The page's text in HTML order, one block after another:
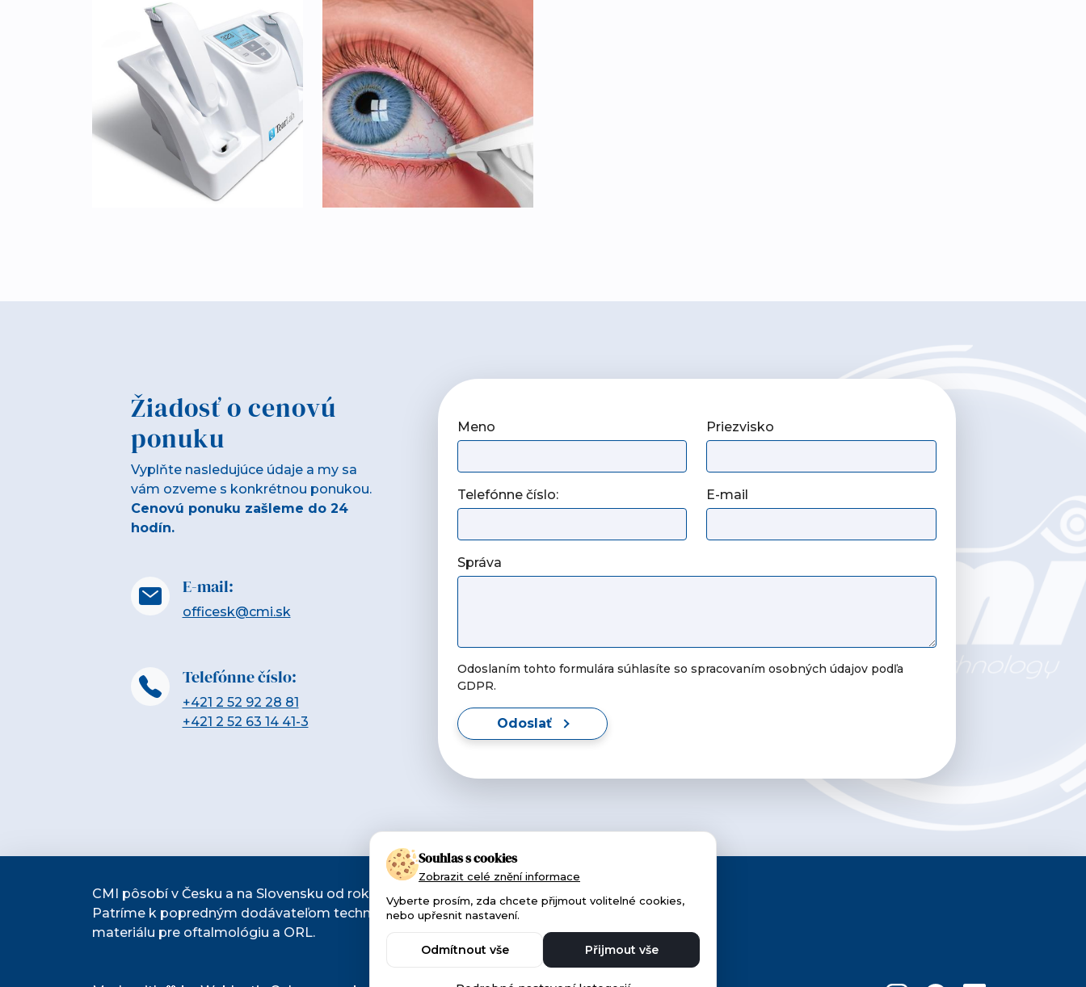
Žiadosť o cenovú
ponuku
Vyplňte nasledujúce údaje a my sa
vám ozveme s konkrétnou ponukou.
Cenovú ponuku zašleme do 24
hodín.
E-mail:
officesk@cmi.sk
Telefónne číslo:
+421 2 52 92 28 81
+421 2 52 63 14 41-3
Meno Priezvisko
Telefónne číslo: E-mail
Správa
Odoslaním tohto formulára súhlasíte so spracovaním osobných údajov podľa
GDPR.
Odoslať
CMI pôsobí v Česku a na Slovensku od roku 1990.
Patríme k popredným dodávateľom techniky a
materiálu pre oftalmológiu a ORL.
Souhlas s cookies
Zobrazit celé znění informace
Vyberte prosím, zda chcete přijmout volitelné cookies,
nebo upřesnit nastavení.
Odmítnout vše Přijmout vše